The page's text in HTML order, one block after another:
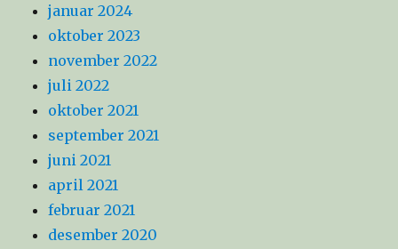
januar 2024
oktober 2023
november 2022
juli 2022
oktober 2021
september 2021
juni 2021
april 2021
februar 2021
desember 2020